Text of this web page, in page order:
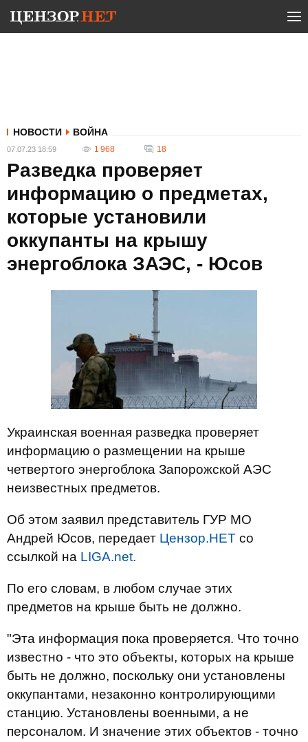
НОВОСТИ ВОЙНА
07.07.23 18:59 1 968 18
Разведка проверяет
информацию о предметах,
которые установили
оккупанты на крышу
энергоблока ЗАЭС, - Юсов
Украинская военная разведка проверяет
информацию о размещении на крыше
четвертого энергоблока Запорожской АЭС
неизвестных предметов.
Об этом заявил представитель ГУР МО
Андрей Юсов, передает Цензор.НЕТ со
ссылкой на LIGA.net.
По его словам, в любом случае этих
предметов на крыше быть не должно.
"Эта информация пока проверяется. Что точно
известно - что это объекты, которых на крыше
быть не должно, поскольку они установлены
оккупантами, незаконно контролирующими
станцию. Установлены военными, а не
персоналом. И значение этих объектов - точно